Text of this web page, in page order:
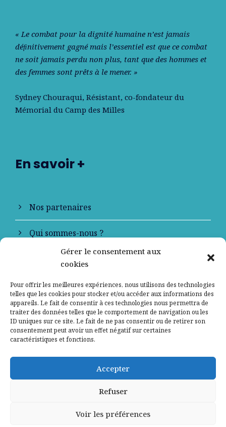
Gérer le consentement aux
cookies
Pour offrir les meilleures expériences, nous utilisons des technologies
telles que les cookies pour stocker et/ou accéder aux informations des
appareils. Le fait de consentir à ces technologies nous permettra de
traiter des données telles que le comportement de navigation ou les
ID uniques sur ce site. Le fait de ne pas consentir ou de retirer son
consentement peut avoir un effet négatif sur certaines
caractéristiques et fonctions.
Accepter
Refuser
Voir les préférences
« Le combat pour la dignité humaine n’est jamais
déﬁnitivement gagné mais l’essentiel est que ce combat
ne soit jamais perdu non plus, tant que des hommes et
des femmes sont prêts à le mener. »
Sydney Chouraqui, Résistant, co-fondateur du
Mémorial du Camp des Milles
En savoir +
Nos partenaires
Qui sommes-nous ?
Contactez-nous
Mentions légales
Politique de confidentialité